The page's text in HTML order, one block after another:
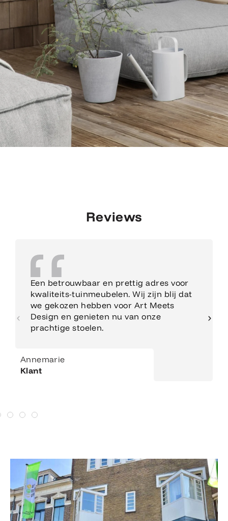
Reviews
Een betrouwbaar en prettig adres voor
kwaliteits-tuinmeubelen. Wij zijn blij dat
we gekozen hebben voor Art Meets
Design en genieten nu van onze
prachtige stoelen.
Annemarie
Klant